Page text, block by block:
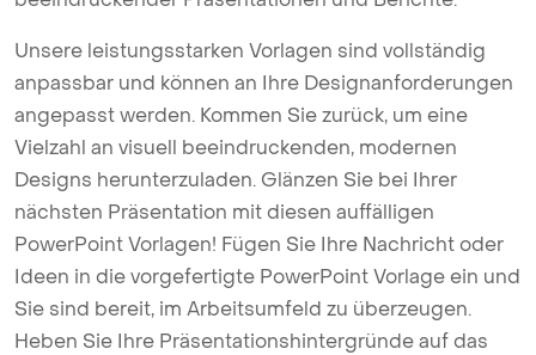
Unsere leistungsstarken Vorlagen sind vollständig
anpassbar und können an Ihre Designanforderungen
angepasst werden. Kommen Sie zurück, um eine
Vielzahl an visuell beeindruckenden, modernen
Designs herunterzuladen. Glänzen Sie bei Ihrer
nächsten Präsentation mit diesen auffälligen
PowerPoint Vorlagen! Fügen Sie Ihre Nachricht oder
Ideen in die vorgefertigte PowerPoint Vorlage ein und
Sie sind bereit, im Arbeitsumfeld zu überzeugen.
Heben Sie Ihre Präsentationshintergründe auf das